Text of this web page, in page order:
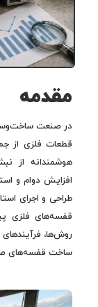
مقدمه
در صنعت
قطعات فلزی از
هوشمندانه از
افزایش دوام و
طراحی و اجرای
قفسه‌های فلزی
روش‌ها،
ساخت قفسه‌های